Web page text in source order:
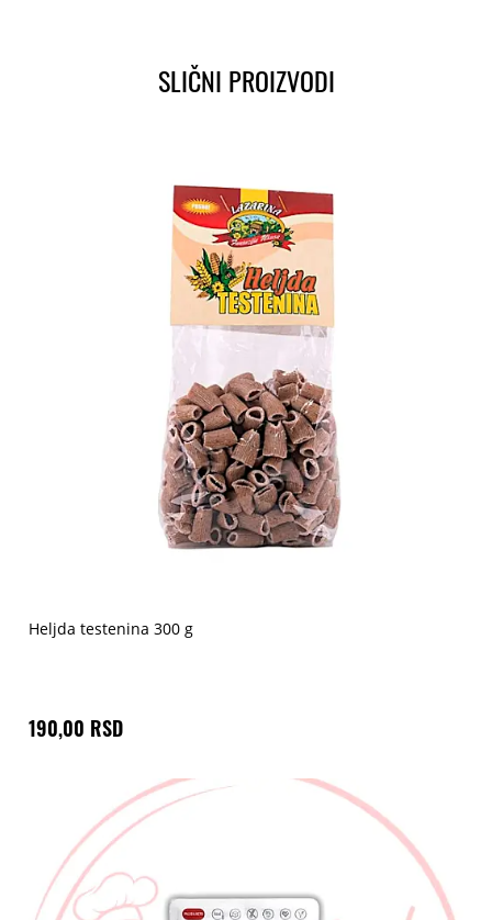
SLIČNI PROIZVODI
Heljda testenina 300 g
190,00 RSD